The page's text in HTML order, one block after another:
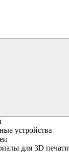
устройства
для 3D печати